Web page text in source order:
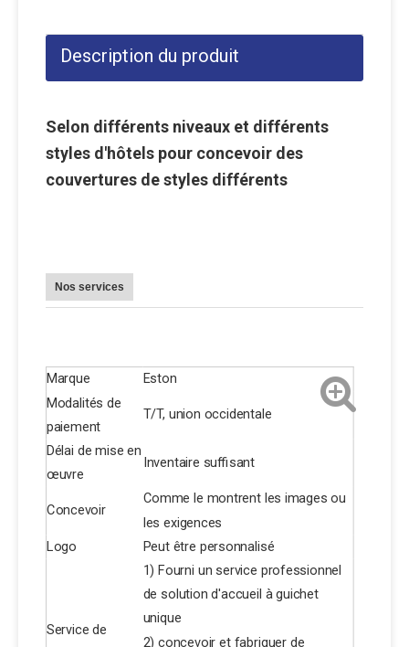
Description du produit
Selon différents niveaux et différents
styles d'hôtels pour concevoir des
couvertures de styles différents
Nos services
Marque Eston
Modalités de
paiement
T/T, union occidentale
Délai de mise en
œuvre
Inventaire suffisant
Concevoir
Comme le montrent les images ou
les exigences
Logo
Peut être personnalisé
Service de
1) Fourni un service professionnel
de solution d'accueil à guichet
unique
2) concevoir et fabriquer de